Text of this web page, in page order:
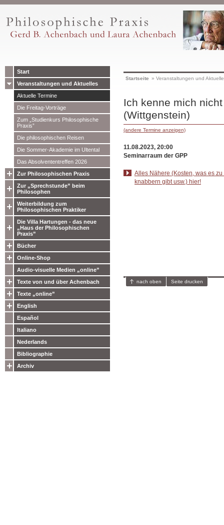
Start
Veranstaltungen und Aktuelles
Aktuelle Termine
Die Freitag-Vorträge
Zum „Studienkurs Philosophische
Praxis”
Die philosophischen Reisen
Die Sommer-Akademie im Ultental
Das Absolvententreffen 2026
Zur Philosophischen Praxis
Zur „Sprechstunde” beim
Philosophen
Weiterbildung zum
Philosophischen Praktiker
Die Villa Hartungen - das neue
„Haus der Philosophischen
Praxis”
Bücher
Online-Shop
Audio-visuelle Medien „online”
Texte von und über Achenbach
Texte „online”
English
Español
Italiano
Nederlands
Bibliographie
Archiv
Startseite » Veranstaltungen und
Ich kenne mich
(Wittgenstein)
(andere Termine anzeigen)
11.08.2023, 20:00
Seminarraum der GPP
Alles Nähere (Kosten, was es
knabbern gibt usw.) hier!
nach oben Seite drucken